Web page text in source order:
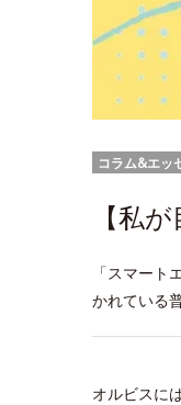
コラム&エッ
【私
「スマー
かれている
オルビスに